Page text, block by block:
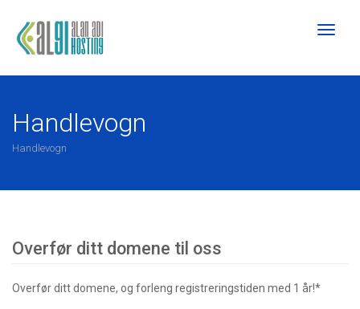
Toggle
Handlevogn
Handlevogn
Overfør ditt domene til oss
Overfør ditt domene, og forleng registreringstiden med 1 år!*